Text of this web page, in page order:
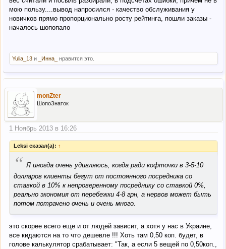
мою пользу....вывод напросился - качество обслуживания у
новичков прямо пропорционально росту рейтинга, пошли заказы -
началось шопопало
Yulia_13 и _Инна_ нравится это.
monZter
ШопоЗнаток
1 Ноябрь 2013 в 16:26
Leksi сказал(а): ↑
“ Я иногда очень удивляюсь, когда ради кофточки в 3-5-10
долларов клиенты бегут от постоянного посредника со
ставкой в 10% к непроверенному посреднику со ставкой 0%,
реально экономия от перебежки 4-8 грн, а нервов может быть
потом потрачено очень и очень много.
это скорее всего еще и от людей зависит, а хотя у нас в Украине,
все кидаются на то что дешевле !!! Хоть там 0,50 коп. будет, в
голове калькулятор срабатывает: "Так, а если 5 вещей по 0,50коп.,